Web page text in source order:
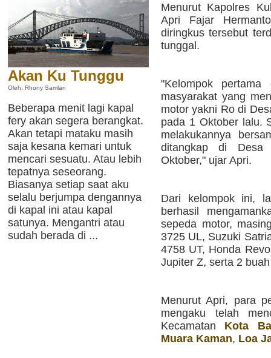
Akan Ku Tunggu
Oleh: Rhony Samlan
Beberapa menit lagi kapal
fery akan segera berangkat.
Akan tetapi mataku masih
saja kesana kemari untuk
mencari sesuatu. Atau lebih
tepatnya seseorang.
Biasanya setiap saat aku
selalu berjumpa dengannya
di kapal ini atau kapal
satunya. Mengantri atau
sudah berada di ...
Menurut Kapolres
Apri Fajar
diringkus tersebut
tunggal.
"Kelompok
masyarakat yang
motor yakni Ro di
pada 1 Oktober lalu.
melakukannya
ditangkap di
Oktober," ujar Apri.
Dari kelompok ini,
berhasil
sepeda motor,
3725 UL, Suzuki
4758 UT, Honda
Jupiter Z, serta 2
Menurut Apri, para
mengaku telah
Kecamatan Kota
Muara Kaman, Loa